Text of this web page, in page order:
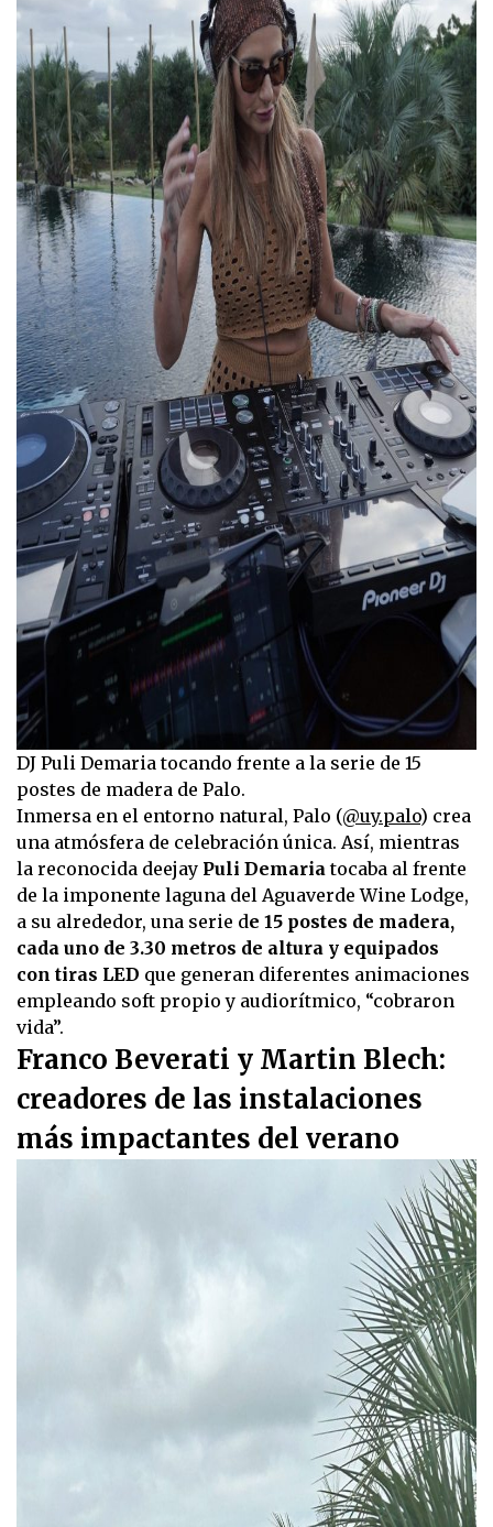
DJ Puli Demaria tocando frente a la serie de 15
postes de madera de Palo.
Inmersa en el entorno natural, Palo (@uy.palo) crea
una atmósfera de celebración única. Así, mientras
la reconocida deejay Puli Demaria tocaba al frente
de la imponente laguna del Aguaverde Wine Lodge,
a su alrededor, una serie de 15 postes de madera,
cada uno de 3.30 metros de altura y equipados
con tiras LED que generan diferentes animaciones
empleando soft propio y audiorítmico, “cobraron
vida”.
Franco Beverati y Martin Blech:
creadores de las instalaciones
más impactantes del verano